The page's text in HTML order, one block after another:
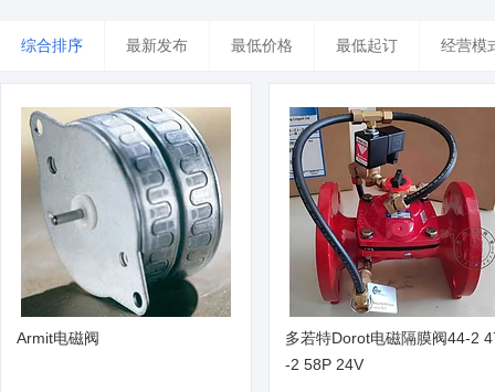
综合排序 最新发布 最低价格 最低起订 经营模
Armit电磁阀
多若特Dorot电磁隔膜阀44-2
-2 58P 24V